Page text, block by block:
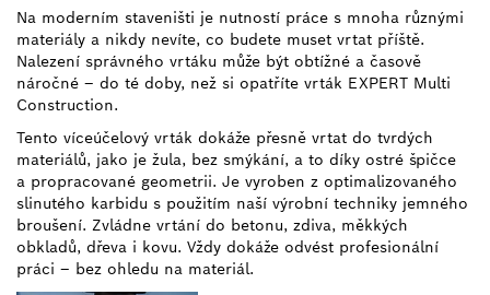
Na moderním staveništi je nutností práce s mnoha různými
materiály a nikdy nevíte, co budete muset vrtat příště.
Nalezení správného vrtáku může být obtížné a časově
náročné – do té doby, než si opatříte vrták EXPERT Multi
Construction.
Tento víceúčelový vrták dokáže přesně vrtat do tvrdých
materiálů, jako je žula, bez smýkání, a to díky ostré špičce
a propracované geometrii. Je vyroben z optimalizovaného
slinutého karbidu s použitím naší výrobní techniky jemného
broušení. Zvládne vrtání do betonu, zdiva, měkkých
obkladů, dřeva i kovu. Vždy dokáže odvést profesionální
práci – bez ohledu na materiál.